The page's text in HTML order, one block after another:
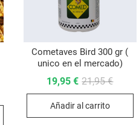
Este
Cometaves Bird 300 gr (
unico en el mercado)
21,95€El
21,95 €.
19,95€
El
19,95 €.
Añadir al carrito